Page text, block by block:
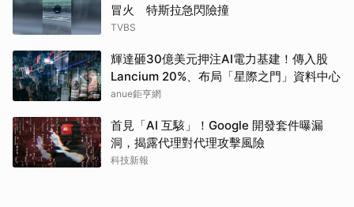
冒火 特斯拉急閃險撞
TVBS
輝達砸30億美元押注AI電力基建！傳入股
Lancium 20%、布局「星際之門」資料中心
anue鉅亨網
首見「AI 互駭」！Google 開發套件曝漏
洞，揭露代理對代理攻擊風險
科技新報